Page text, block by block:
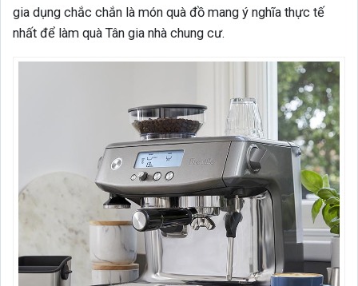
gia dụng chắc chắn là món quà đồ mang ý nghĩa thực tế
nhất để làm quà Tân gia nhà chung cư.